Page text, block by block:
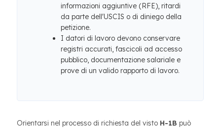
informazioni aggiuntive (RFE), ritardi
da parte dell'USCIS o di diniego della
petizione.
I datori di lavoro devono conservare
registri accurati, fascicoli ad accesso
pubblico, documentazione salariale e
prove di un valido rapporto di lavoro.
Orientarsi nel processo di richiesta del visto H-1B può